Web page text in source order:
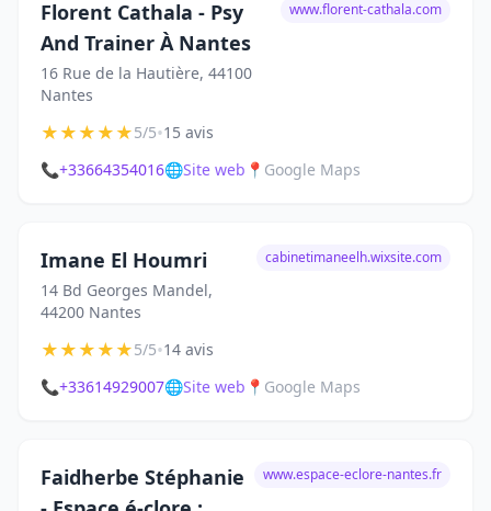
Florent Cathala - Psy
And Trainer À Nantes
16 Rue de la Hautière, 44100
Nantes
www.florent-cathala.com
★★★★★5/5•15 avis
📞+33664354016🌐Site web 📍 Google Maps
Imane El Houmri
14 Bd Georges Mandel,
44200 Nantes
cabinetimaneelh.wixsite.com
★★★★★5/5•14 avis
📞+33614929007🌐Site web 📍 Google Maps
Faidherbe Stéphanie
www.espace-eclore-nantes.fr